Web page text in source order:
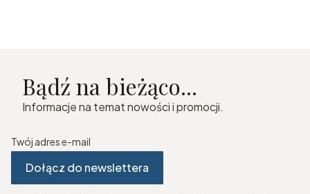
Bądź na bieżąco...
Informacje na temat nowości i promocji.
Twój adres e-mail
Dołącz do newslettera